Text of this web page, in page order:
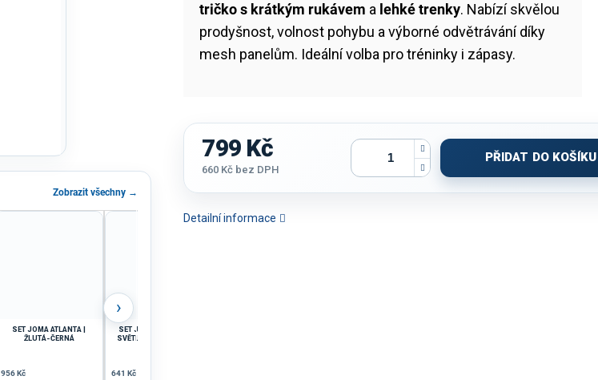
Zobrazit všechny →
SET JOMA ATLANTA |
ŽLUTÁ-ČERNÁ
956 Kč
SET JOMA PHOENIX II |
SVĚTLE MODRÁ-ŽLUTÁ |
641 Kč
›
tričko s krátkým rukávem a lehké trenky. Nabízí skvělou
prodyšnost, volnost pohybu a výborné odvětrávání díky
mesh panelům. Ideální volba pro tréninky i zápasy.
Detailní informace
799 Kč
660 Kč bez DPH
PŘIDAT DO KOŠÍKU